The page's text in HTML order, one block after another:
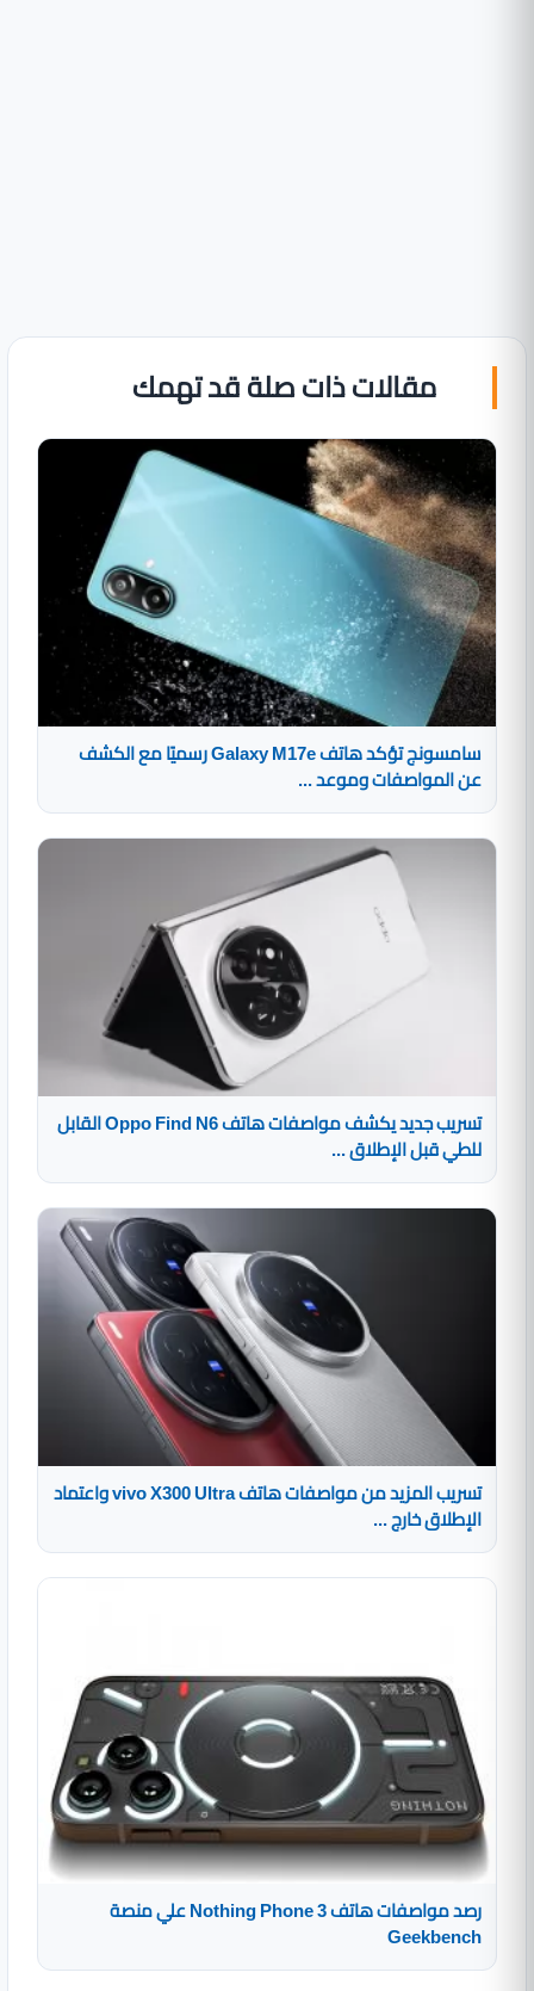
مقالات ذات صلة قد تهمك
سامسونج تؤكد هاتف Galaxy M17e رسميًا مع الكشف
عن المواصفات وموعد ...
تسريب جديد يكشف مواصفات هاتف Oppo Find N6 القابل
للطي قبل الإطلاق ...
تسريب المزيد من مواصفات هاتف vivo X300 Ultra واعتماد
الإطلاق خارج ...
رصد مواصفات هاتف Nothing Phone 3 علي منصة
Geekbench